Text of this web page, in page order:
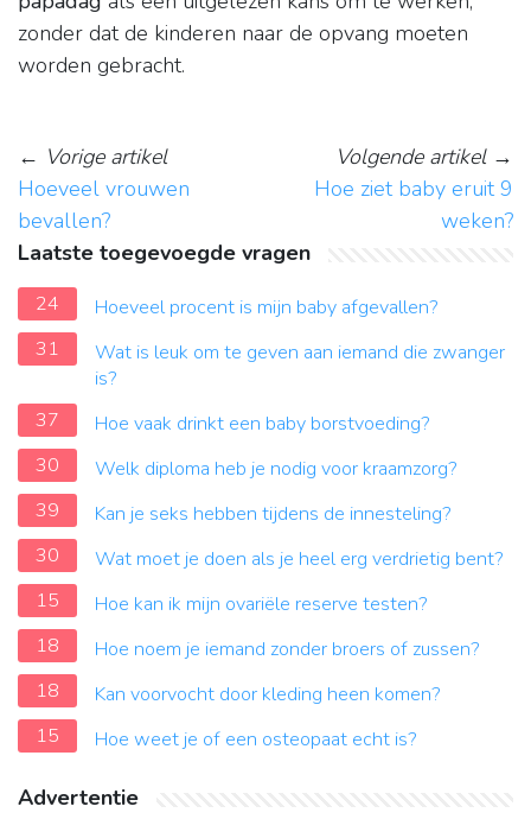
zonder dat de kinderen naar de opvang moeten
worden gebracht.
← Vorige artikel
Hoeveel vrouwen
bevallen?
Volgende artikel→
Hoe ziet baby eruit 9
weken?
Laatste toegevoegde vragen
24
Hoeveel procent is mijn baby afgevallen?
31
Wat is leuk om te geven aan iemand die zwanger
is?
37
Hoe vaak drinkt een baby borstvoeding?
30
Welk diploma heb je nodig voor kraamzorg?
39
Kan je seks hebben tijdens de innesteling?
30
Wat moet je doen als je heel erg verdrietig bent?
15
Hoe kan ik mijn ovariële reserve testen?
18
Hoe noem je iemand zonder broers of zussen?
18
Kan voorvocht door kleding heen komen?
15
Hoe weet je of een osteopaat echt is?
Advertentie